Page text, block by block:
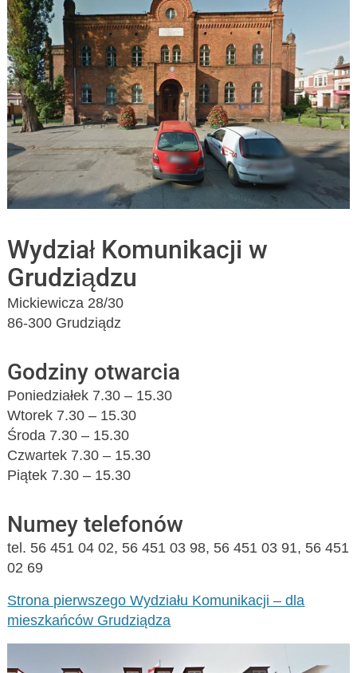
Wydział Komunikacji w
Grudziądzu
Mickiewicza 28/30
86-300 Grudziądz
Godziny otwarcia
Poniedziałek 7.30 – 15.30
Wtorek 7.30 – 15.30
Środa 7.30 – 15.30
Czwartek 7.30 – 15.30
Piątek 7.30 – 15.30
Numey telefonów
tel. 56 451 04 02, 56 451 03 98, 56 451 03 91, 56 451
02 69
Strona pierwszego Wydziału Komunikacji – dla
mieszkańców Grudziądza